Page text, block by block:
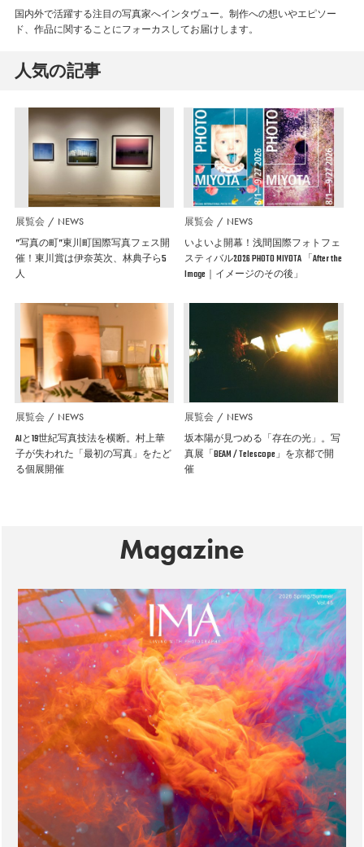
国内外で活躍する注目の写真家へインタヴュー。制作への想いやエピソー
ド、作品に関することにフォーカスしてお届けします。
人気の記事
展覧会 NEWS
”写真の町”東川町国際写真フェス開
催！東川賞は伊奈英次、林典子ら5
人
展覧会 NEWS
いよいよ開幕！浅間国際フォトフェ
スティバル2026 PHOTO MIYOTA 「After the
Image｜イメージのその後」
展覧会 NEWS
AIと19世紀写真技法を横断。村上華
子が失われた「最初の写真」をたど
る個展開催
展覧会 NEWS
坂本陽が見つめる「存在の光」。写
真展「BEAM / Telescope」を京都で開
催
Magazine